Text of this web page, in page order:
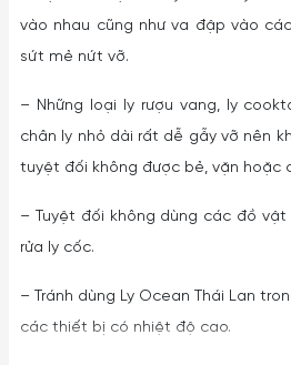
vào nhau cũng như va đập vào
sứt mẻ nứt vỡ.
– Những loại ly rượu vang, ly
chân ly nhỏ dài rất dễ gẫy vỡ nên
tuyệt đối không được bẻ, vặn hoặc
– Tuyệt đối không dùng các đồ
rửa ly cốc.
– Tránh dùng Ly Ocean Thái Lan
các thiết bị có nhiệt độ cao.